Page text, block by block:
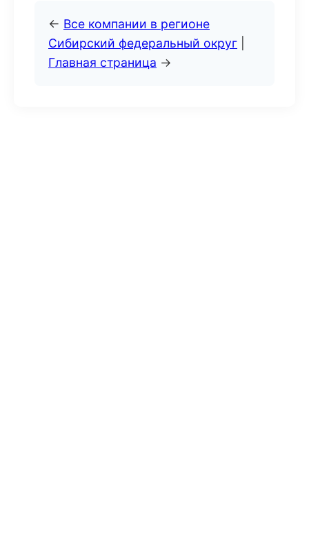
← Все компании в регионе
Сибирский федеральный округ
Главная страница →